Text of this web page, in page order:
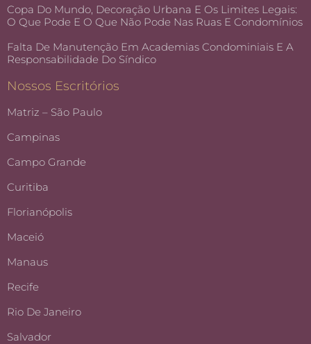
Copa Do Mundo, Decoração Urbana E Os Limites Legais:
O Que Pode E O Que Não Pode Nas Ruas E Condomínios
Falta De Manutenção Em Academias Condominiais E A
Responsabilidade Do Síndico
Nossos Escritórios
Matriz – São Paulo
Campinas
Campo Grande
Curitiba
Florianópolis
Maceió
Manaus
Recife
Rio De Janeiro
Salvador